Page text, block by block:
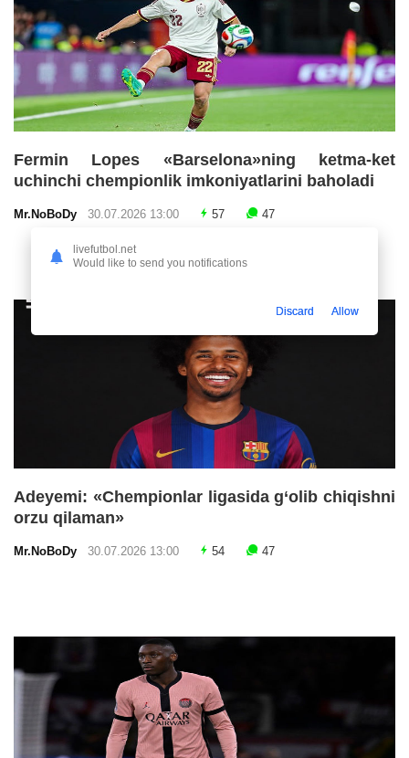
Fermin Lopes «Barselona»ning ketma-ket
uchinchi chempionlik imkoniyatlarini baholadi
Mr.NoBoDy 30.07.2026 13:00 57 47
Adeyemi: «Chempionlar ligasida g‘olib chiqishni
orzu qilaman»
Mr.NoBoDy 30.07.2026 13:00 54 47
livefutbol.net
Would like to send you notifications
Discard Allow